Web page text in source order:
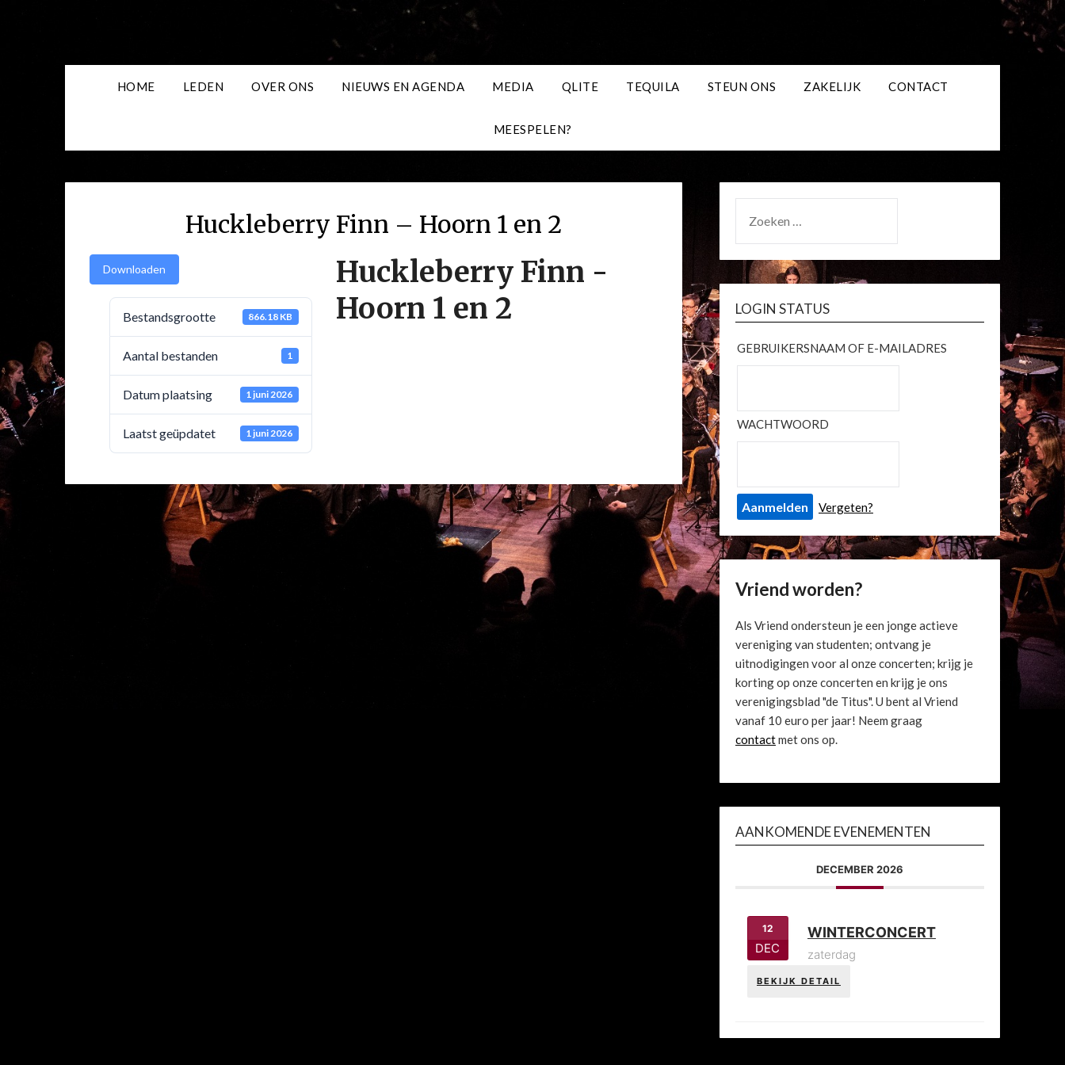
HOME LEDEN OVER ONS NIEUWS EN AGENDA MEDIA QLITE TEQUILA STEUN ONS ZAKELIJK CONTACT
MEESPELEN?
Huckleberry Finn – Hoorn 1 en 2
Downloaden
Bestandsgrootte 866.18 KB
Aantal bestanden 1
Datum plaatsing 1 juni 2026
Laatst geüpdatet 1 juni 2026
Huckleberry Finn -
Hoorn 1 en 2
NAAR:
LOGIN STATUS
GEBRUIKERSNAAM OF E-MAILADRES
WACHTWOORD
Vergeten?
Vriend worden?
Als Vriend ondersteun je een jonge actieve
vereniging van studenten; ontvang je
uitnodigingen voor al onze concerten; krijg je
korting op onze concerten en krijg je ons
verenigingsblad "de Titus". U bent al Vriend
vanaf 10 euro per jaar! Neem graag
contactmet ons op.
AANKOMENDE EVENEMENTEN
DECEMBER 2026
12
DEC
WINTERCONCERT
zaterdag
BEKIJK DETAIL